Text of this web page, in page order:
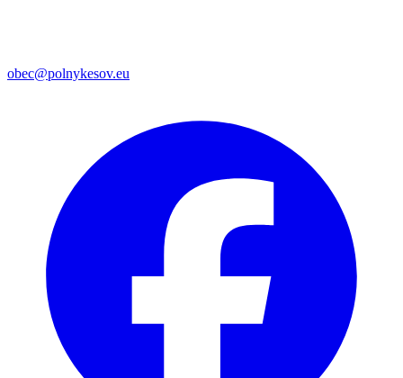
obec@polnykesov.eu